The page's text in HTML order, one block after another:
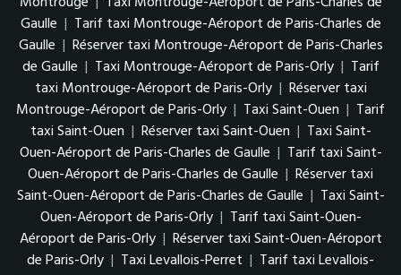
Gaulle | Tarif taxi Montrouge-Aéroport de Paris-Charles de
Gaulle | Réserver taxi Montrouge-Aéroport de Paris-Charles
de Gaulle | Taxi Montrouge-Aéroport de Paris-Orly | Tarif
taxi Montrouge-Aéroport de Paris-Orly | Réserver taxi
Montrouge-Aéroport de Paris-Orly | Taxi Saint-Ouen | Tarif
taxi Saint-Ouen | Réserver taxi Saint-Ouen | Taxi Saint-
Ouen-Aéroport de Paris-Charles de Gaulle | Tarif taxi Saint-
Ouen-Aéroport de Paris-Charles de Gaulle | Réserver taxi
Saint-Ouen-Aéroport de Paris-Charles de Gaulle | Taxi Saint-
Ouen-Aéroport de Paris-Orly | Tarif taxi Saint-Ouen-
Aéroport de Paris-Orly | Réserver taxi Saint-Ouen-Aéroport
de Paris-Orly | Taxi Levallois-Perret | Tarif taxi Levallois-